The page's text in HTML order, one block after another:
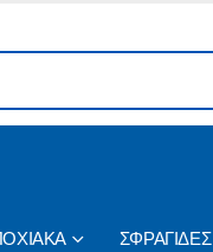
ΣΦΡΑΓΙΔΕΣ